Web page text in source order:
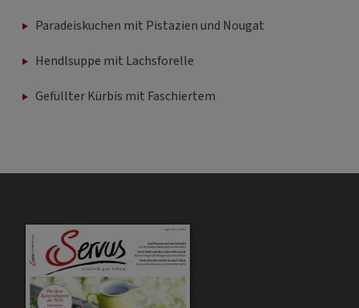
Paradeiskuchen mit Pistazien und Nougat
Hendlsuppe mit Lachsforelle
Gefüllter Kürbis mit Faschiertem